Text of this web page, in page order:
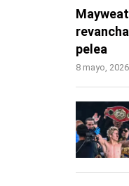
pelea
8 mayo, 2026